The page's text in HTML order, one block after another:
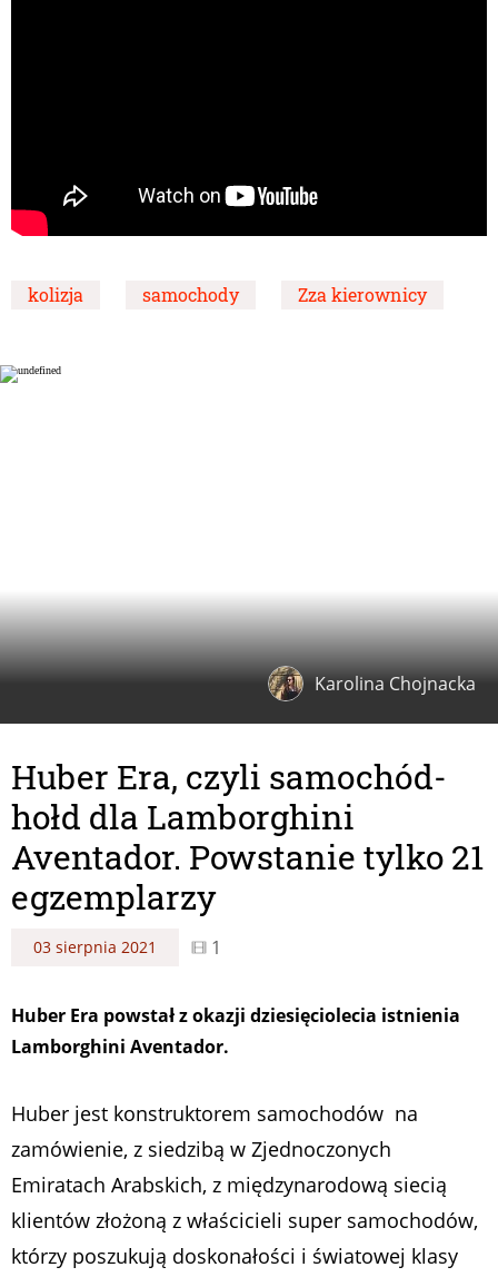
kolizja samochody Zza kierownicy
Karolina Chojnacka
Huber Era, czyli samochód-
hołd dla Lamborghini
Aventador. Powstanie tylko 21
egzemplarzy
03 sierpnia 2021 1
Huber Era powstał z okazji dziesięciolecia istnienia
Lamborghini Aventador.
Huber jest konstruktorem samochodów na
zamówienie, z siedzibą w Zjednoczonych
Emiratach Arabskich, z międzynarodową siecią
klientów złożoną z właścicieli super samochodów,
którzy poszukują doskonałości i światowej klasy